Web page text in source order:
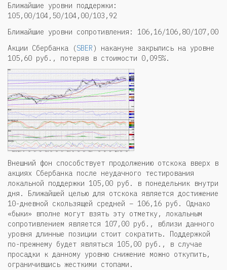
Ближайшие уровни поддержки:
105,00/104,50/104,00/103,92
Ближайшие уровни сопротивления: 106,16/106,80/107,00
Акции Сбербанка (SBER) накануне закрылись на уровне
105,60 руб., потеряв в стоимости 0,095%.
Внешний фон способствует продолжению отскока вверх в
акциях Сбербанка после неудачного тестирования
локальной поддержки 105,00 руб. в понедельник внутри
дня. Ближайшей целью для отскока является достижение
10-дневной скользящей средней – 106,16 руб. Однако
«быки» вполне могут взять эту отметку, локальным
сопротивлением является 107,00 руб., вблизи данного
уровня длинные позиции стоит сократить. Поддержкой
по-прежнему будет являться 105,00 руб., в случае
просадки к данному уровню снижение можно откупить,
ограничившись жесткими стопами.